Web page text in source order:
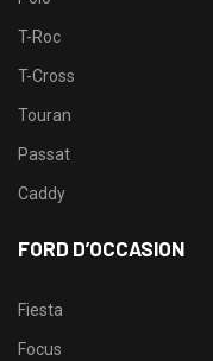
T-Roc
T-Cross
Touran
Passat
Caddy
FORD D’OCCASION
Fiesta
Focus